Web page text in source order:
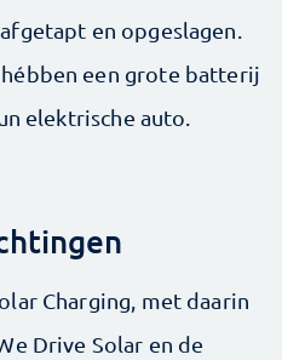
en opgeslagen.
een grote batterij
elektrische auto.
Charging, met daarin
Drive Solar en de